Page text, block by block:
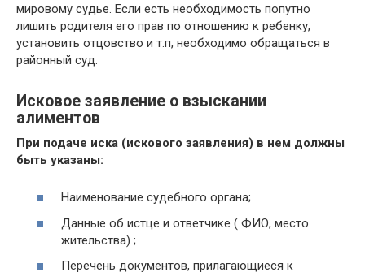
мировому судье. Если есть необходимость попутно
лишить родителя его прав по отношению к ребенку,
установить отцовство и т.п, необходимо обращаться в
районный суд.
Исковое заявление о взыскании
алиментов
При подаче иска (искового заявления) в нем должны
быть указаны:
Наименование судебного органа;
Данные об истце и ответчике ( ФИО, место
жительства) ;
Перечень документов, прилагающиеся к